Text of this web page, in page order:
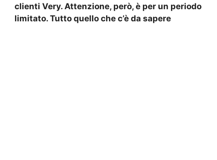
clienti Very. Attenzione, però, è per un periodo
limitato. Tutto quello che c’è da sapere